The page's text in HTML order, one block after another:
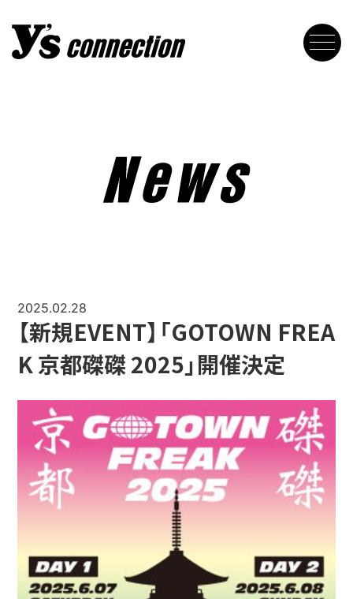
2025.02.28
【新規EVENT】「GOTOWN FREA
K 京都磔磔 2025」開催決定